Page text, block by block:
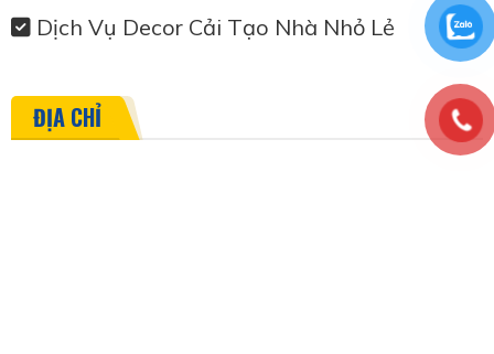
Dịch Vụ Decor Cải Tạo Nhà Nhỏ Lẻ
ĐỊA CHỈ